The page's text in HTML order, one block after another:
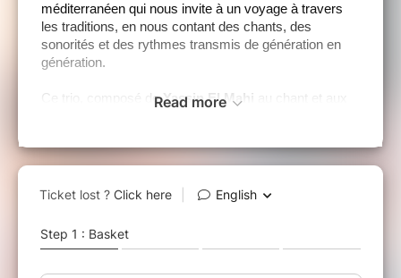
méditerranéen qui nous invite à un voyage à travers
les traditions, en nous contant des chants, des
sonorités et des rythmes transmis de génération en
génération.
Ce trio, composé deYassin El Mahi
répertoire arabo-andalou, puisant dans un riche
héritage tout en restant ouvert aux influences croisées.
Il sera exceptionnellement accompagné de la
Leonorah Saab
Un mélange unique de musiques du monde et de jazz
Read more